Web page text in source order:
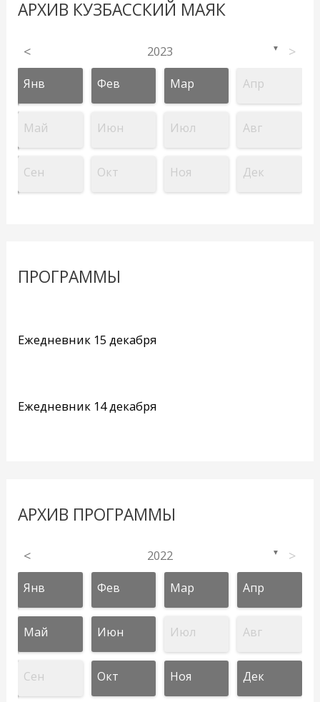
АРХИВ КУЗБАССКИЙ МАЯК
< 2023 ▼ >
Янв Фев Мар Апр
Май Июн Июл Авг
Сен Окт Ноя Дек
ПРОГРАММЫ
Ежедневник 15 декабря
Ежедневник 14 декабря
АРХИВ ПРОГРАММЫ
< 2022 ▼ >
Янв Фев Мар Апр
Май Июн Июл Авг
Сен Окт Ноя Дек